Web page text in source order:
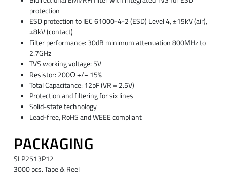
protection
ESD protection to IEC 61000-4-2 (ESD) Level 4, ±15kV (air),
±8kV (contact)
Filter performance: 30dB minimum attenuation 800MHz to
2.7GHz
TVS working voltage: 5V
Resistor: 200Ω +/− 15%
Total Capacitance: 12pF (VR = 2.5V)
Protection and filtering for six lines
Solid-state technology
Lead-free, RoHS and WEEE compliant
PACKAGING
SLP2513P12
3000 pcs. Tape & Reel